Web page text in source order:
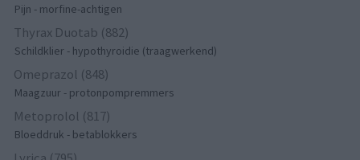
Pijn - morfine-achtigen
Thyrax Duotab (882)
Schildklier - hypothyroidie (traagwerkend)
Omeprazol (848)
Maagzuur - protonpompremmers
Metoprolol (817)
Bloeddruk - betablokkers